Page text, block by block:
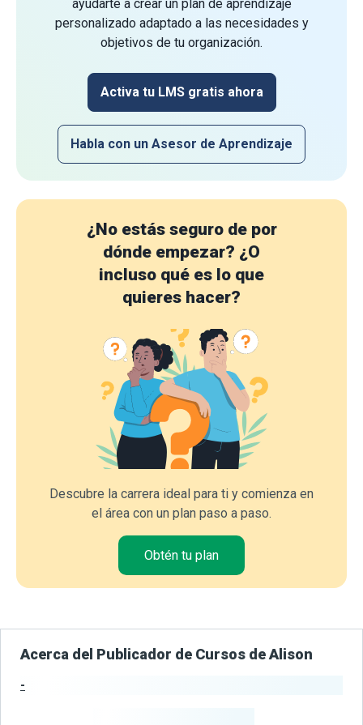
ayudarte a crear un plan de aprendizaje
personalizado adaptado a las necesidades y
objetivos de tu organización.
Activa tu LMS gratis ahora
Habla con un Asesor de Aprendizaje
¿No estás seguro de por
dónde empezar? ¿O
incluso qué es lo que
quieres hacer?
Descubre la carrera ideal para ti y comienza en
el área con un plan paso a paso.
Obtén tu plan
Acerca del Publicador de Cursos de Alison
-